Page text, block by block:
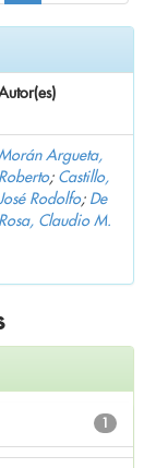
Argueta,
Roberto; Castillo,
Rodolfo; De
Rosa, Claudio M.
1